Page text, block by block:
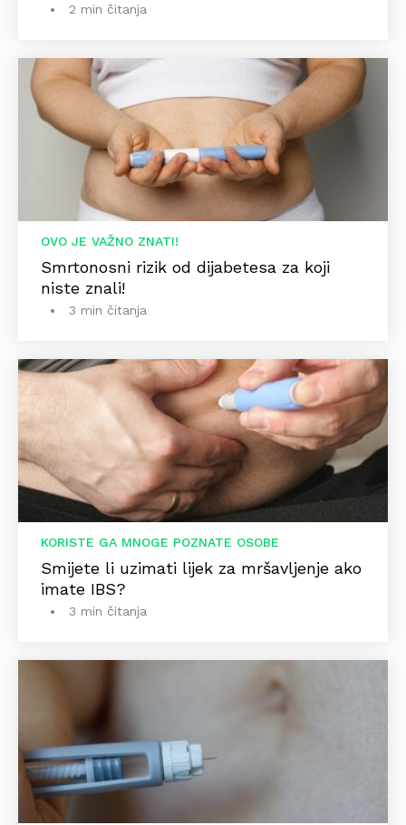
2 min čitanja
OVO JE VAŽNO ZNATI!
Smrtonosni rizik od dijabetesa za koji
niste znali!
3 min čitanja
KORISTE GA MNOGE POZNATE OSOBE
Smijete li uzimati lijek za mršavljenje ako
imate IBS?
3 min čitanja